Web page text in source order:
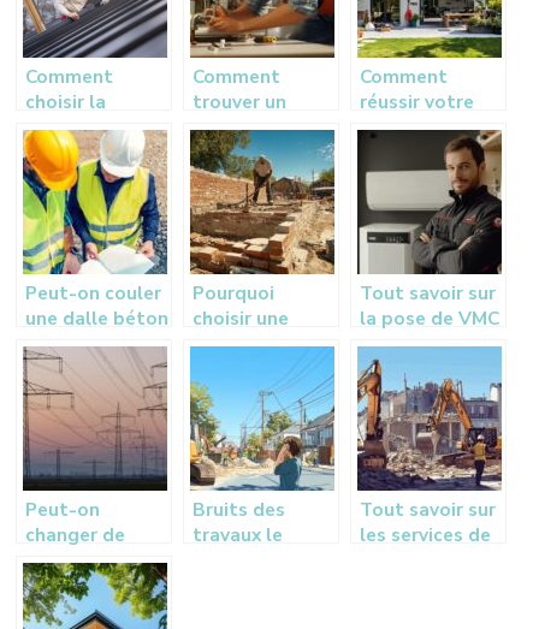
Comment
choisir la
meilleure
isolation par
l’extérieur ?
Comment
trouver un
plombier à
Vannes pour
vos urgences et
projets de
rénovation
Comment
réussir votre
projet
d’extension de
maison à
Toulouse
Peut-on couler
une dalle béton
directement
sur la terre ?
Pourquoi
choisir une
entreprise de
qualifiée pour
vos projets de
rénovation ?
Tout savoir sur
la pose de VMC
par une
entreprise RGE
à Bordeaux
Peut-on
changer de
fournisseur
d’électricité à
tout moment ?
Bruits des
travaux le
Tout savoir sur
les services de